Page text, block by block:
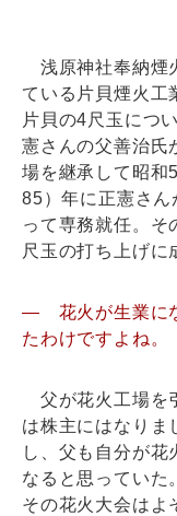
浅原神社奉納煙
ている片貝煙火工
片貝の4尺玉につ
憲さんの父善治氏
場を継承して昭和
85）年に正憲さん
って専務就任。そ
尺玉の打ち上げに
― 花火が生業に
たわけですよね。
父が花火工場を
は株主にはなりま
し、父も自分が花
なると思っていた
その花火大会はよ